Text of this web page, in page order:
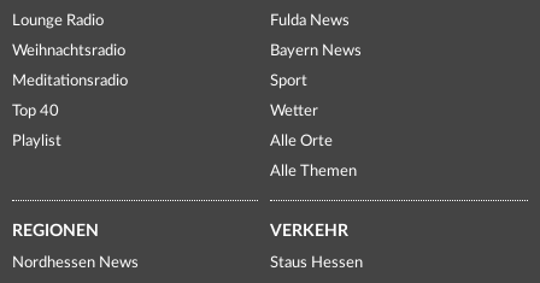
Lounge Radio
Weihnachtsradio
Meditationsradio
Top 40
Playlist
Fulda News
Bayern News
Sport
Wetter
Alle Orte
Alle Themen
REGIONEN
Nordhessen News
VERKEHR
Staus Hessen